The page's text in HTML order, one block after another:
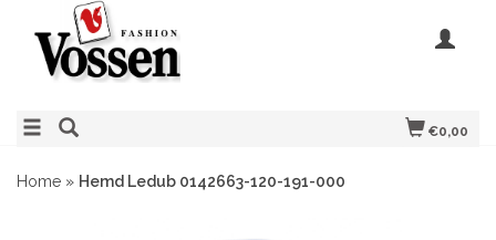
€0,00
Home » Hemd Ledub 0142663-120-191-000